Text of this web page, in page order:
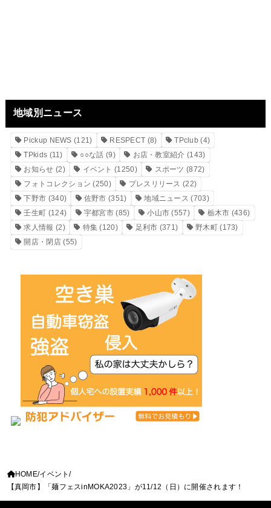
地域別ニュース
Pickup NEWS (121) RESPECT (8) TPclub (4)
TPkids (11) ○○な話 (9) お店・教室紹介 (143)
お知らせ (2) イベント (1250) スポーツ (872)
フォトコレクション (250) プレスリリース (22)
下野市 (340) 佐野市 (351) 地域ニュース (703)
壬生町 (124) 宇都宮市 (85) 小山市 (557) 栃木市 (436)
求人情報 (2) 特集 (120) 足利市 (371) 野木町(173)
開店・閉店(55)
HOME イベント
【真岡市】「麺フェスinMOKA2023」が11/12（日）に開催されます！